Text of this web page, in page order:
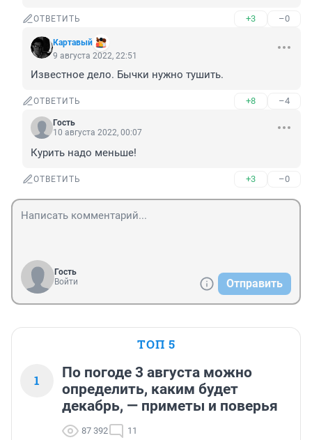
ОТВЕТИТЬ +3 –0
Картавый
9 августа 2022, 22:51
Известное дело. Бычки нужно тушить.
ОТВЕТИТЬ +8 –4
Гость
10 августа 2022, 00:07
Курить надо меньше!
ОТВЕТИТЬ +3 –0
Гость
Войти
Отправить
ТОП 5
1
По погоде 3 августа можно
определить, каким будет
декабрь, — приметы и поверья
87 392 11